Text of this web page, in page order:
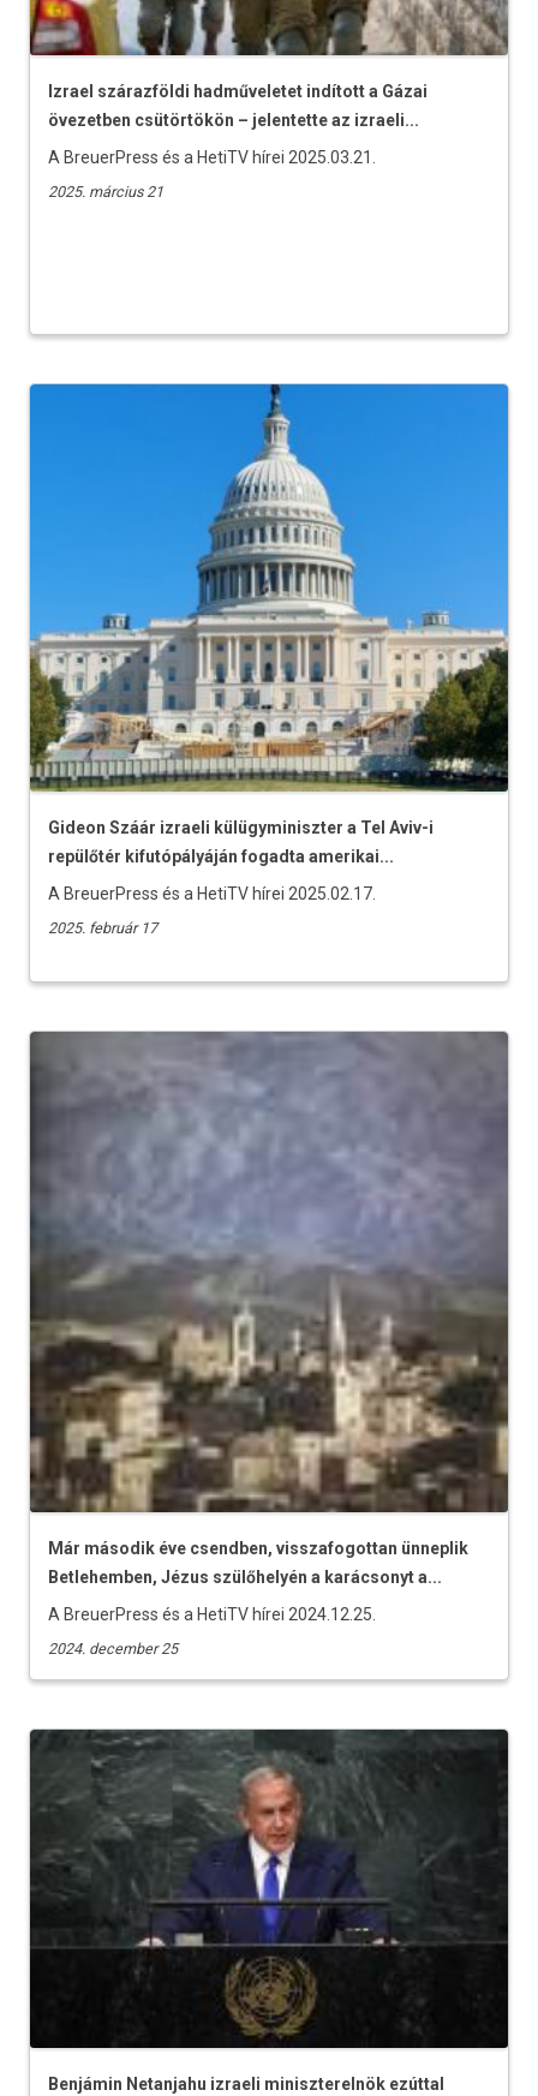
Izrael szárazföldi hadműveletet indított a Gázai
övezetben csütörtökön – jelentette az izraeli...
A BreuerPress és a HetiTV hírei 2025.03.21.
2025. március 21
Gideon Száár izraeli külügyminiszter a Tel Aviv-i
repülőtér kifutópályáján fogadta amerikai...
A BreuerPress és a HetiTV hírei 2025.02.17.
2025. február 17
Már második éve csendben, visszafogottan ünneplik
Betlehemben, Jézus szülőhelyén a karácsonyt a...
A BreuerPress és a HetiTV hírei 2024.12.25.
2024. december 25
Benjámin Netanjahu izraeli miniszterelnök ezúttal